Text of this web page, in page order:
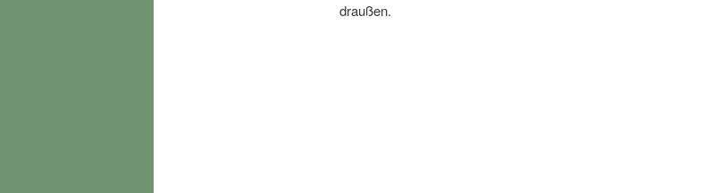
draußen.